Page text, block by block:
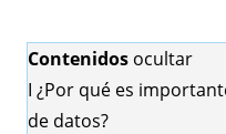
Contenidos ocultar
I ¿Por qué es
de datos?